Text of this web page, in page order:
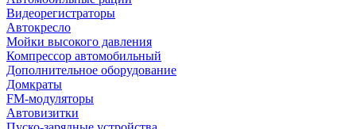
Видеорегистраторы
Автокресло
Мойки высокого давления
Компрессор автомобильный
Дополнительное оборудование
Домкраты
FM-модуляторы
Автовизитки